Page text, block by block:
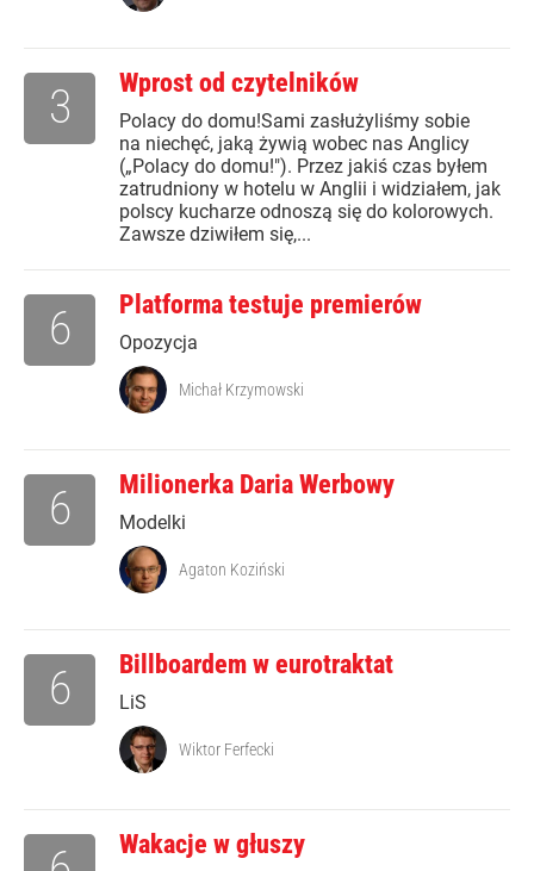
Wprost od czytelników
Polacy do domu!Sami zasłużyliśmy sobie
na niechęć, jaką żywią wobec nas Anglicy
(„Polacy do domu!"). Przez jakiś czas byłem
zatrudniony w hotelu w Anglii i widziałem, jak
polscy kucharze odnoszą się do kolorowych.
Zawsze dziwiłem się,...
3
Platforma testuje premierów
Opozycja
6
Michał Krzymowski
Milionerka Daria Werbowy
Modelki
6
Agaton Koziński
Billboardem w eurotraktat
LiS
6
Wiktor Ferfecki
Wakacje w głuszy